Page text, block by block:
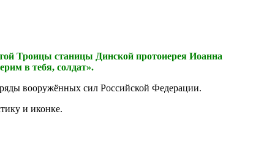
Троицы станицы Динской протоиерея Иоанна
в тебя, солдат».
вооружённых сил Российской Федерации.
и иконке.